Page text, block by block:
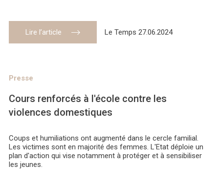
Lire l’article Le Temps 27.06.2024
Presse
Cours renforcés à l'école contre les
violences domestiques
Coups et humiliations ont augmenté dans le cercle familial.
Les victimes sont en majorité des femmes. L'Etat déploie un
plan d'action qui vise notamment à protéger et à sensibiliser
les jeunes.